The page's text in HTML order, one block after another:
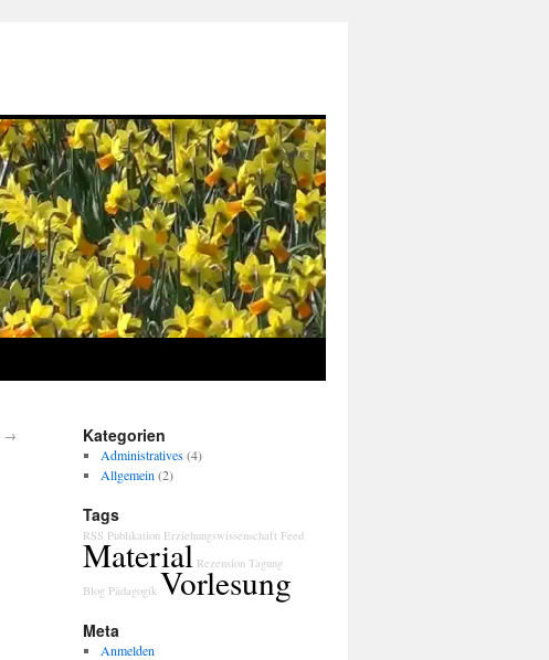
→ Kategorien
Administratives(4)
Allgemein (2)
Tags
RSS Publikation Erziehungswissenschaft Feed
Material Rezension Tagung
Blog Pädagogik Vorlesung
Meta
Anmelden